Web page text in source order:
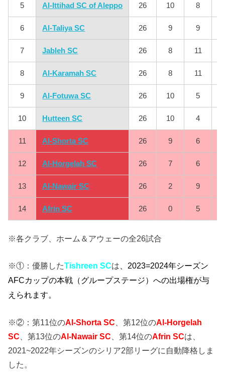
5 Al-Ittihad SC of Aleppo 26 10 8
6 Al-Taliya SC 26 9 9
7 Jableh SC 26 8 11
8 Al-Karamah SC 26 8 11
9 Al-Fotuwa SC 26 10 5
10 Hutteen SC 26 10 4
11 Al-Shorta SC 26 9 6
12 Al-Horgelah SC 26 7 6
13 Al-Nawair SC 26 2 9
14 Afrin SC 26 0 5
※各クラブ、ホーム＆アウェーの全26試合
※①：優勝したTishreen SCは
2023=2024年シーズン
AFCカップの本戦（グループステージ）への出場権が与
えられます。
※②：第11位のAl-Shorta SC 、第12位のAl-Horgelah
SC 、第13位のAl-Nawair SC 、第14位のAfrin SCは、
2021~2022年シーズンのシリア2部リーグに自動降格しま
した。